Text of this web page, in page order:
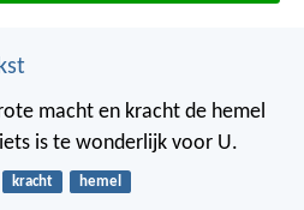
macht en kracht de hemel
is te wonderlijk voor U.
kracht hemel